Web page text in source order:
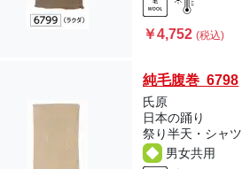
￥4,752(税込)
純毛腹巻 6798
氏原
日本の踊り
祭り半天・シャツ
男女共用